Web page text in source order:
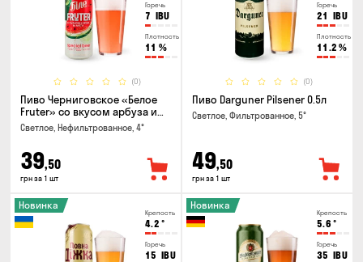
Горечь
7 IBU
Плотность
11 %
(0)
Пиво Черниговское «Белое
Fruter» со вкусом арбуза и
мяты 0.5л
Светлое, Нефильтрованное, 4°
39,50
грн за 1 шт
Горечь
21 IBU
Плотность
11.2 %
(0)
Пиво Darguner Pilsener 0.5л
Светлое, Фильтрованное, 5°
49,50
грн за 1 шт
Крепость
4.2 °
Горечь
15 IBU
Новинка
Крепость
5.6 °
Горечь
35 IBU
Новинка